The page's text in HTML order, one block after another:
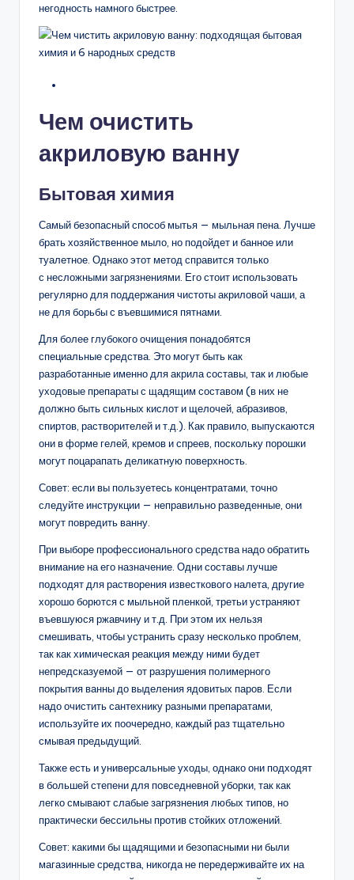
негодность намного быстрее.
Чем очистить
акриловую ванну
Бытовая химия
Самый безопасный способ мытья — мыльная пена. Лучше
брать хозяйственное мыло, но подойдет и банное или
туалетное. Однако этот метод справится только
с несложными загрязнениями. Его стоит использовать
регулярно для поддержания чистоты акриловой чаши, а
не для борьбы с въевшимися пятнами.
Для более глубокого очищения понадобятся
специальные средства. Это могут быть как
разработанные именно для акрила составы, так и любые
уходовые препараты с щадящим составом (в них не
должно быть сильных кислот и щелочей, абразивов,
спиртов, растворителей и т.д.). Как правило, выпускаются
они в форме гелей, кремов и спреев, поскольку порошки
могут поцарапать деликатную поверхность.
Совет: если вы пользуетесь концентратами, точно
следуйте инструкции — неправильно разведенные, они
могут повредить ванну.
При выборе профессионального средства надо обратить
внимание на его назначение. Одни составы лучше
подходят для растворения известкового налета, другие
хорошо борются с мыльной пленкой, третьи устраняют
въевшуюся ржавчину и т.д. При этом их нельзя
смешивать, чтобы устранить сразу несколько проблем,
так как химическая реакция между ними будет
непредсказуемой — от разрушения полимерного
покрытия ванны до выделения ядовитых паров. Если
надо очистить сантехнику разными препаратами,
используйте их поочередно, каждый раз тщательно
смывая предыдущий.
Также есть и универсальные уходы, однако они подходят
в большей степени для повседневной уборки, так как
легко смывают слабые загрязнения любых типов, но
практически бессильны против стойких отложений.
Совет: какими бы щадящими и безопасными ни были
магазинные средства, никогда не передерживайте их на